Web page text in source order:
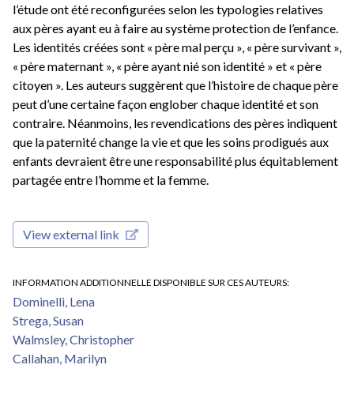
l’étude ont été reconfigurées selon les typologies relatives
aux pères ayant eu à faire au système protection de l’enfance.
Les identités créées sont « père mal perçu », « père survivant »,
« père maternant », « père ayant nié son identité » et « père
citoyen ». Les auteurs suggèrent que l’histoire de chaque père
peut d’une certaine façon englober chaque identité et son
contraire. Néanmoins, les revendications des pères indiquent
que la paternité change la vie et que les soins prodigués aux
enfants devraient être une responsabilité plus équitablement
partagée entre l’homme et la femme.
View external link
INFORMATION ADDITIONNELLE DISPONIBLE SUR CES AUTEURS
Dominelli, Lena
Strega, Susan
Walmsley, Christopher
Callahan, Marilyn